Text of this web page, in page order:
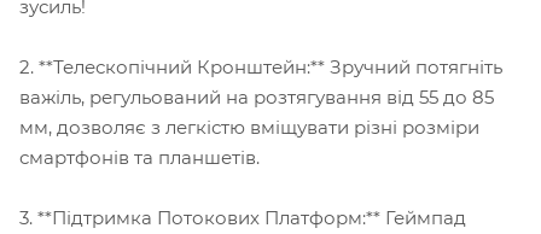
зусиль!
2. **Телескопічний Кронштейн:** Зручний потягніть
важіль, регульований на розтягування від 55 до 85
мм, дозволяє з легкістю вміщувати різні розміри
смартфонів та планшетів.
3. **Підтримка Потокових Платформ:** Геймпад